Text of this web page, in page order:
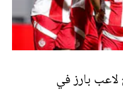
لاعب بارز في